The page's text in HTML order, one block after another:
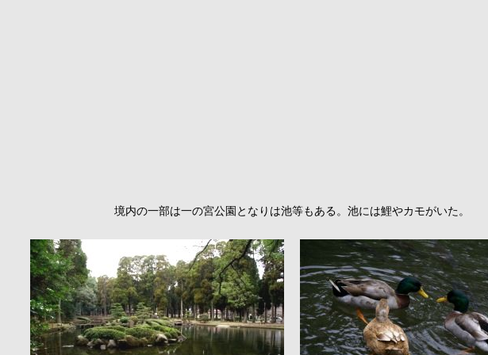
境内の一部は一の宮公園となりは池等もある。池には鯉やカモがいた。